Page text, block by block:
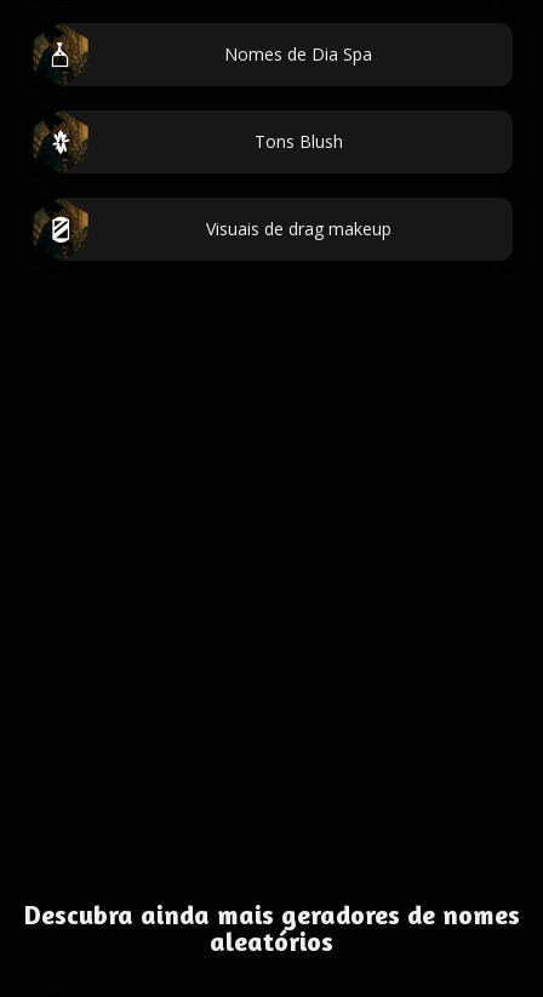
Nomes de Dia Spa
Tons Blush
Visuais de drag makeup
Descubra ainda mais geradores de nomes
aleatórios